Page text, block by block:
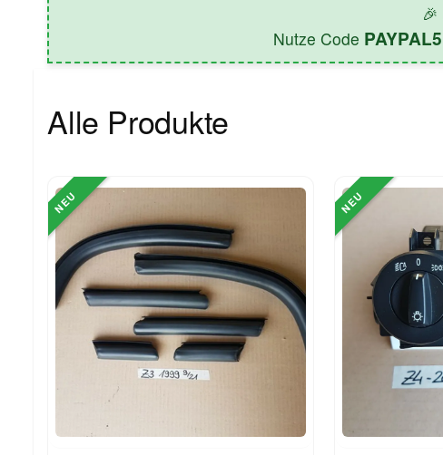
🎉
Nutze Code PAYPAL5
Alle Produkte
NEU NEU